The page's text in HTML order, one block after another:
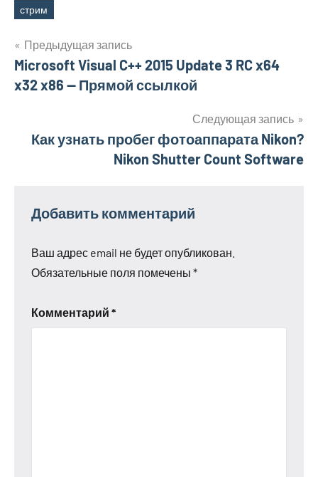
Метки
стрим
Навигация
по
Предыдущая запись
Microsoft Visual C++ 2015 Update 3 RC x64
x32 x86 — Прямой ссылкой
Следующая запись
Как узнать пробег фотоаппарата Nikon?
Nikon Shutter Count Software
Добавить комментарий
Ваш адрес email не будет опубликован.
Обязательные поля помечены *
Комментарий *